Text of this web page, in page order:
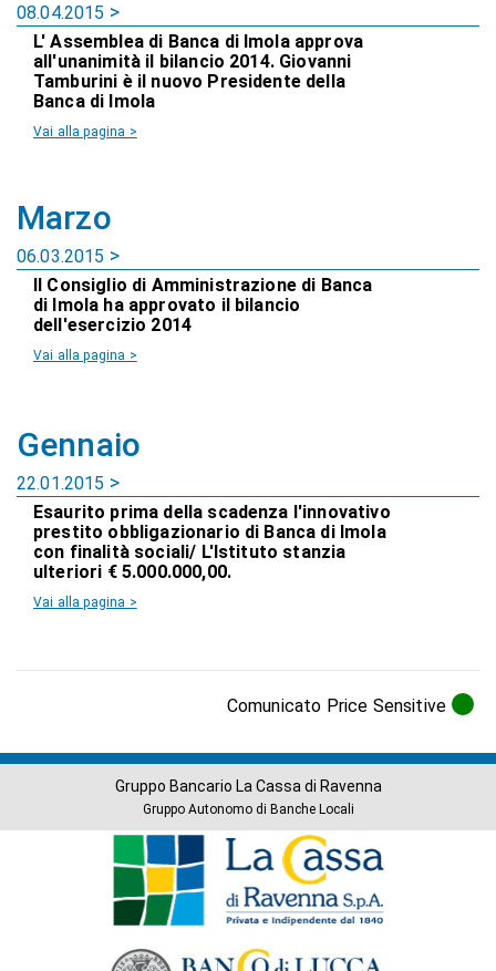
08.04.2015
L' Assemblea di Banca di Imola approva
all'unanimità il bilancio 2014. Giovanni
Tamburini è il nuovo Presidente della
Banca di Imola
Vai alla pagina >
Marzo
06.03.2015
Il Consiglio di Amministrazione di Banca
di Imola ha approvato il bilancio
dell'esercizio 2014
Vai alla pagina >
Gennaio
22.01.2015
Esaurito prima della scadenza l'innovativo
prestito obbligazionario di Banca di Imola
con finalità sociali/ L'Istituto stanzia
ulteriori € 5.000.000,00.
Vai alla pagina >
Comunicato Price Sensitive
Gruppo Bancario La Cassa di Ravenna
Gruppo Autonomo di Banche Locali